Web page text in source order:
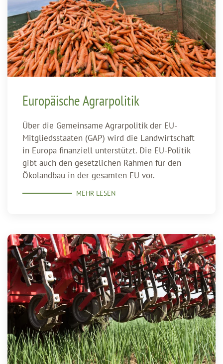
Europäische Agrarpolitik
Über die Gemeinsame Agrarpolitik der EU-
Mitgliedsstaaten (GAP) wird die Landwirtschaft
in Europa finanziell unterstützt. Die EU-Politik
gibt auch den gesetzlichen Rahmen für den
Ökolandbau in der gesamten EU vor.
MEHR LESEN